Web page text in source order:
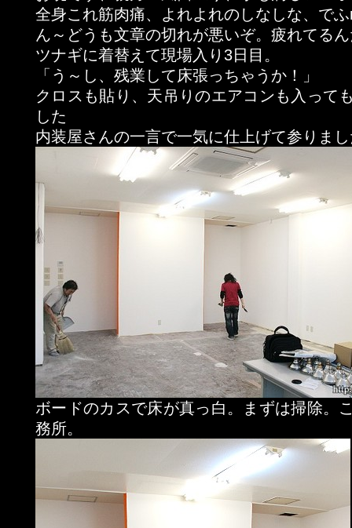
全身これ筋肉痛、よれよれのしなしな、で
ん～どうも文章の切れが悪いぞ。疲れてる
ツナギに着替えて現場入り3日目。
「う～し、残業して床張っちゃうか！」
クロスも貼り、天吊りのエアコンも入って
した
内装屋さんの一言で一気に仕上げて参りま
ボードのカスで床が真っ白。まずは掃除。
務所。